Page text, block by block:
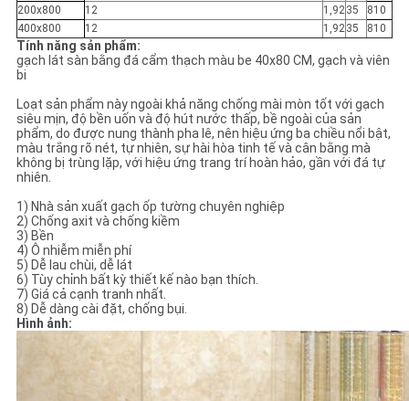
200x800 12 1,9235
810
400x800
12 1,9235 810
Tính năng sản phẩm:
gạch lát sàn bằng đá cẩm thạch màu be 40x80 CM, gạch và viên
bi
Loạt sản phẩm này ngoài khả năng chống mài mòn tốt với gạch
siêu mịn, độ bền uốn và độ hút nước thấp, bề ngoài của sản
phẩm, do được nung thành pha lê, nên hiệu ứng ba chiều nổi bật,
màu trắng rõ nét, tự nhiên, sự hài hòa tinh tế và cân bằng mà
không bị trùng lặp, với hiệu ứng trang trí hoàn hảo, gần với đá tự
nhiên.
1) Nhà sản xuất gạch ốp tường chuyên nghiệp
2) Chống axit và chống kiềm
3) Bền
4) Ô nhiễm miễn phí
5) Dễ lau chùi, dễ lát
6) Tùy chỉnh bất kỳ thiết kế nào bạn thích.
7) Giá cả cạnh tranh nhất.
8) Dễ dàng cài đặt, chống bụi.
Hình ảnh: